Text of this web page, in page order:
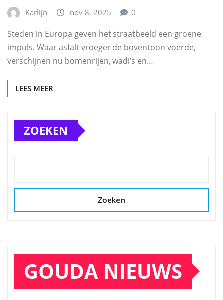
Karlijn nov 8, 2025 0
Steden in Europa geven het straatbeeld een groene
impuls. Waar asfalt vroeger de boventoon voerde,
verschijnen nu bomenrijen, wadi’s en…
LEES MEER
ZOEKEN
Zoeken
GOUDA NIEUWS